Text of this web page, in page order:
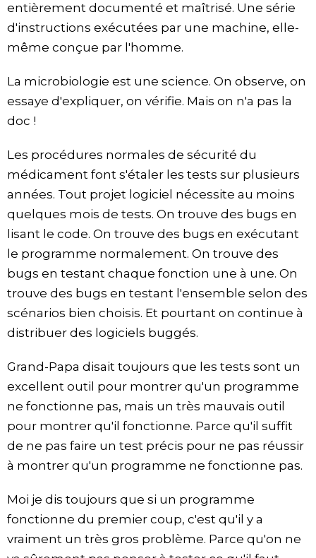
entièrement documenté et maîtrisé. Une série
d'instructions exécutées par une machine, elle-
même conçue par l'homme.
La microbiologie est une science. On observe, on
essaye d'expliquer, on vérifie. Mais on n'a pas la
doc !
Les procédures normales de sécurité du
médicament font s'étaler les tests sur plusieurs
années. Tout projet logiciel nécessite au moins
quelques mois de tests. On trouve des bugs en
lisant le code. On trouve des bugs en exécutant
le programme normalement. On trouve des
bugs en testant chaque fonction une à une. On
trouve des bugs en testant l'ensemble selon des
scénarios bien choisis. Et pourtant on continue à
distribuer des logiciels buggés.
Grand-Papa disait toujours que les tests sont un
excellent outil pour montrer qu'un programme
ne fonctionne pas, mais un très mauvais outil
pour montrer qu'il fonctionne. Parce qu'il suffit
de ne pas faire un test précis pour ne pas réussir
à montrer qu'un programme ne fonctionne pas.
Moi je dis toujours que si un programme
fonctionne du premier coup, c'est qu'il y a
vraiment un très gros problème. Parce qu'on ne